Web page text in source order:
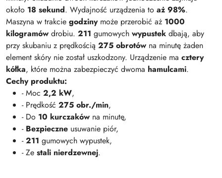
około 18 sekund. Wydajność urządzenia to aż 98%.
Maszyna w trakcie godzinymoże przerobić aż 1000
kilogramów drobiu. 211 gumowych wypustek dbają, aby
przy skubaniu z prędkością 275 obrotów na minutę żaden
element skóry nie został uszkodzony. Urządzenie ma cztery
kółka, które można zabezpieczyć dwoma hamulcami.
Cechy produktu:
- Moc 2,2 kW,
- Prędkość 275 obr./min,
- Do 10 kurczaków na minutę,
- Bezpieczne usuwanie piór,
-211 gumowych wypustek,
- Ze stali nierdzewnej.